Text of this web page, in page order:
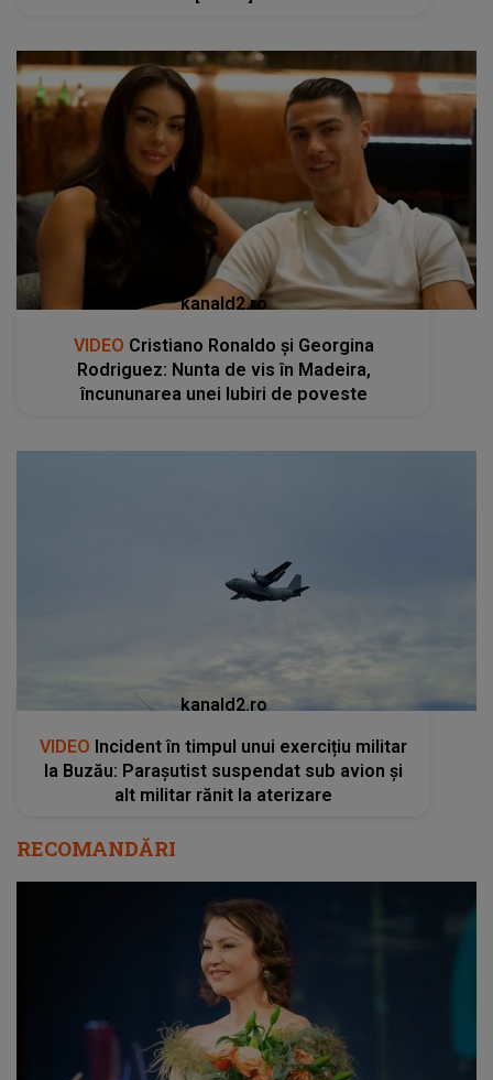
kanald2.ro
VIDEO Cristiano Ronaldo și Georgina
Rodriguez: Nunta de vis în Madeira,
încununarea unei Iubiri de poveste
kanald2.ro
VIDEO Incident în timpul unui exercițiu militar
la Buzău: Parașutist suspendat sub avion și
alt militar rănit la aterizare
RECOMANDĂRI